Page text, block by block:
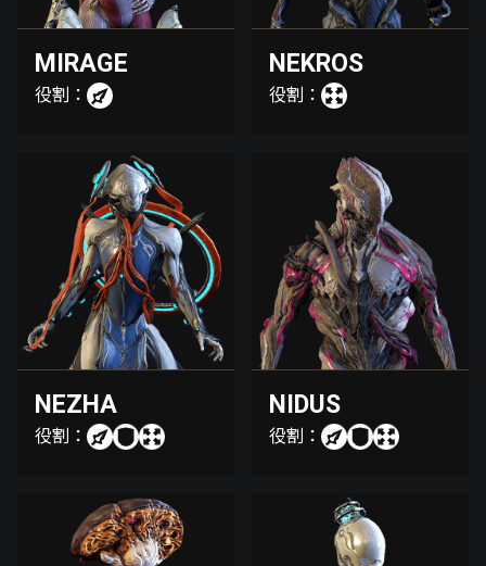
MIRAGE
役割：
NEKROS
役割：
NEZHA
役割：
NIDUS
役割：